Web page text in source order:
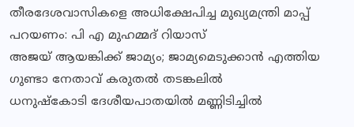
തീരദേശവാസികളെ അധിക്ഷേപിച്ച മുഖ്യമന്ത്രി മാപ്പ്
പറയണം: പി എ മുഹമ്മദ് റിയാസ്
അജയ് ആയങ്കിക്ക് ജാമ്യം; ജാമ്യമെടുക്കാൻ എത്തിയ
ഗുണ്ടാ നേതാവ് കരുതൽ തടങ്കലിൽ
ധനുഷ്കോടി ദേശീയപാതയിൽ മണ്ണിടിച്ചിൽ